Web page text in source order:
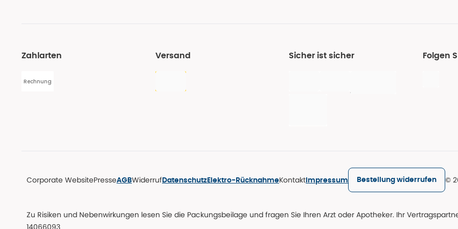
Zahlarten
Rechnung
Versand Sicher ist sicher Folgen
Corporate WebsitePresseAGBWiderruf Datenschutz Elektro-RücknahmeKontakt Impressum Bestellung widerrufen ©
Zu Risiken und Nebenwirkungen lesen Sie die Packungsbeilage und fragen Sie Ihren Arzt oder Apotheker. Ihr